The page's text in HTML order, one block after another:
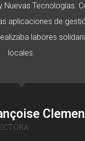
Nuevas Tecnologías.
aplicaciones de
labores
locales.